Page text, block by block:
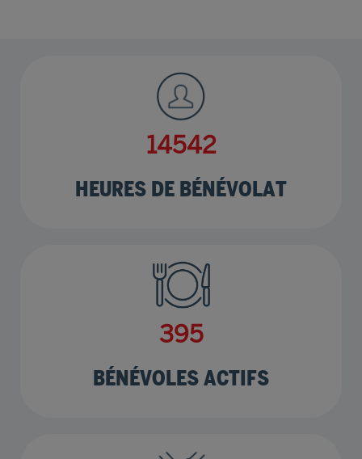
17366
HEURES DE BÉNÉVOLAT
472
BÉNÉVOLES ACTIFS